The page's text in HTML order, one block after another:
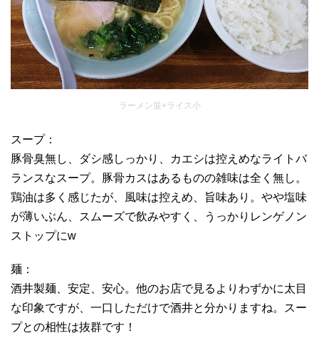
ラーメン並+ライス小
スープ：
豚骨臭無し、ダシ感しっかり、カエシは控えめなライトバ
ランスなスープ。豚骨カスはあるものの雑味は全く無し。
鶏油は多く感じたが、風味は控えめ、旨味あり。やや塩味
が薄いぶん、スムーズで飲みやすく、うっかりレンゲノン
ストップにw
麺：
酒井製麺、安定、安心。他のお店で見るよりわずかに太目
な印象ですが、一口しただけで酒井と分かりますね。スー
プとの相性は抜群です！